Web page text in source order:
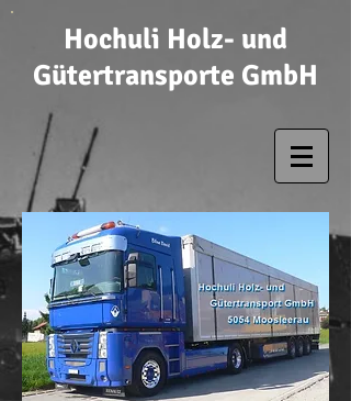
Hochuli Holz- und
Gütertransporte GmbH